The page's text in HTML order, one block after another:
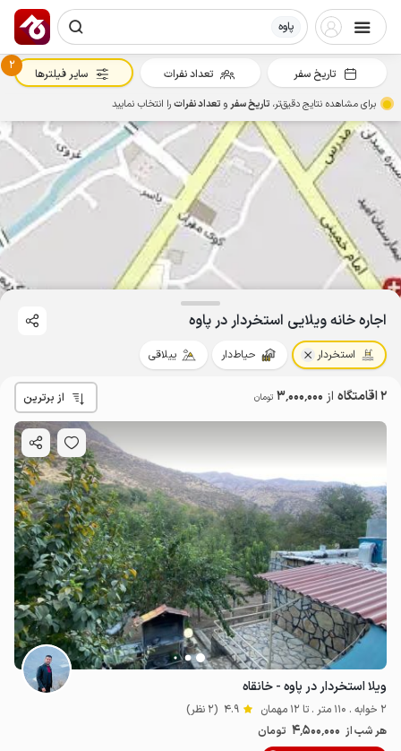
پاوه
3میلیون ت 4.8
اجاره خانه ویلایی استخردار در پاوه
استخردار حیاط‌دار ییلاقی
2 اقامتگاه از 3٬000٬000 تومان از برترین
ویلا استخردار در پاوه - خانقاه
2 خوابه . 110 متر . تا 12 مهمان 4.9 (2 نظر)
هر شب از 4٬500٬000 تومان
تاریخ سفر تعداد نفرات
2
سایر فیلترها
برای مشاهده نتایج دقیق‌تر، تاریخ سفرو تعداد نفراترا انتخاب نمایید